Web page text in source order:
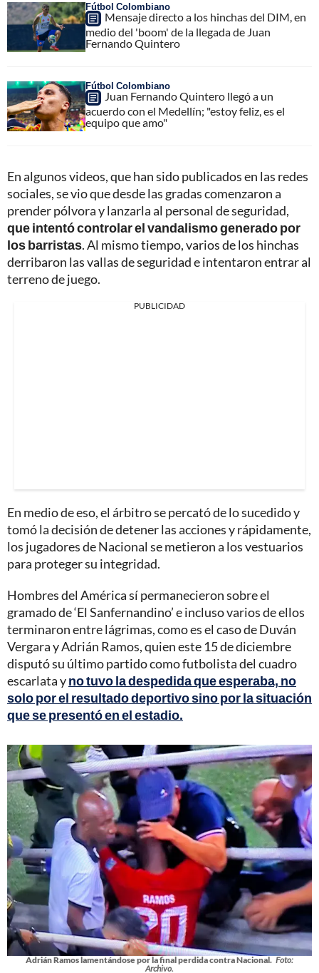
Fútbol Colombiano
Mensaje directo a los hinchas del DIM, en
medio del 'boom' de la llegada de Juan
Fernando Quintero
Fútbol Colombiano
Juan Fernando Quintero llegó a un
acuerdo con el Medellín; "estoy feliz, es el
equipo que amo"
En algunos videos, que han sido publicados en las redes
sociales, se vio que desde las gradas comenzaron a
prender pólvora y lanzarla al personal de seguridad,
que intentó controlar el vandalismo generado por
los barristas. Al mismo tiempo, varios de los hinchas
derribaron las vallas de seguridad e intentaron entrar al
terreno de juego.
PUBLICIDAD
En medio de eso, el árbitro se percató de lo sucedido y
tomó la decisión de detener las acciones y rápidamente,
los jugadores de Nacional se metieron a los vestuarios
para proteger su integridad.
Hombres del América sí permanecieron sobre el
gramado de ‘El Sanfernandino’ e incluso varios de ellos
terminaron entre lágrimas, como es el caso de Duván
Vergara y Adrián Ramos, quien este 15 de diciembre
disputó su último partido como futbolista del cuadro
escarlata yno tuvo la despedida que esperaba, no
solo por el resultado deportivo sino por la situación
que se presentó en el estadio.
Adrián Ramos lamentándose por la final perdida contra Nacional. Foto:
Archivo.